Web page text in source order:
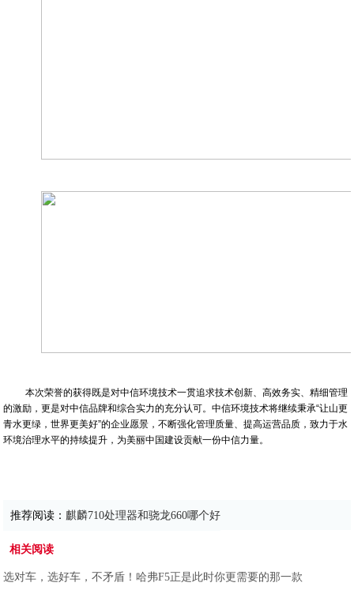
本次荣誉的获得既是对中信环境技术一贯追求技术创新、高效务实、精细管理
的激励，更是对中信品牌和综合实力的充分认可。中信环境技术将继续秉承“让山更
青水更绿，世界更美好”的企业愿景，不断强化管理质量、提高运营品质，致力于水
环境治理水平的持续提升，为美丽中国建设贡献一份中信力量。
推荐阅读： 麒麟710处理器和骁龙660哪个好
相关阅读
选对车，选好车，不矛盾！哈弗F5正是此时你更需要的那一款